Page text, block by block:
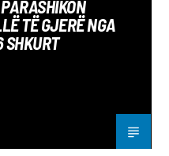
TË GJERË NGA
SHKURT